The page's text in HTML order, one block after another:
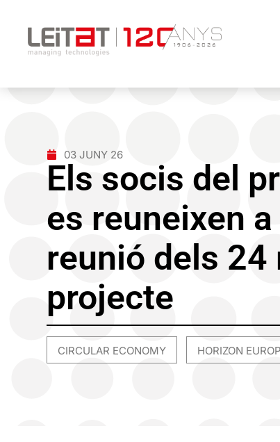
03 JUNY 26
Els socis del
es reuneixen
reunió dels 24
projecte
CIRCULAR ECONOMY HORIZON